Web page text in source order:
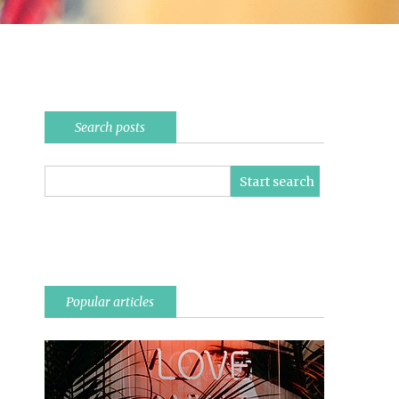
Search posts
Popular articles